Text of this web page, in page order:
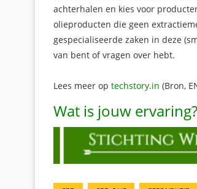
achterhalen en kies voor
olieproducten die geen
gespecialiseerde zaken in deze
van bent of vragen over hebt.
Lees meer op techstory.in (Bron,
Wat is jouw